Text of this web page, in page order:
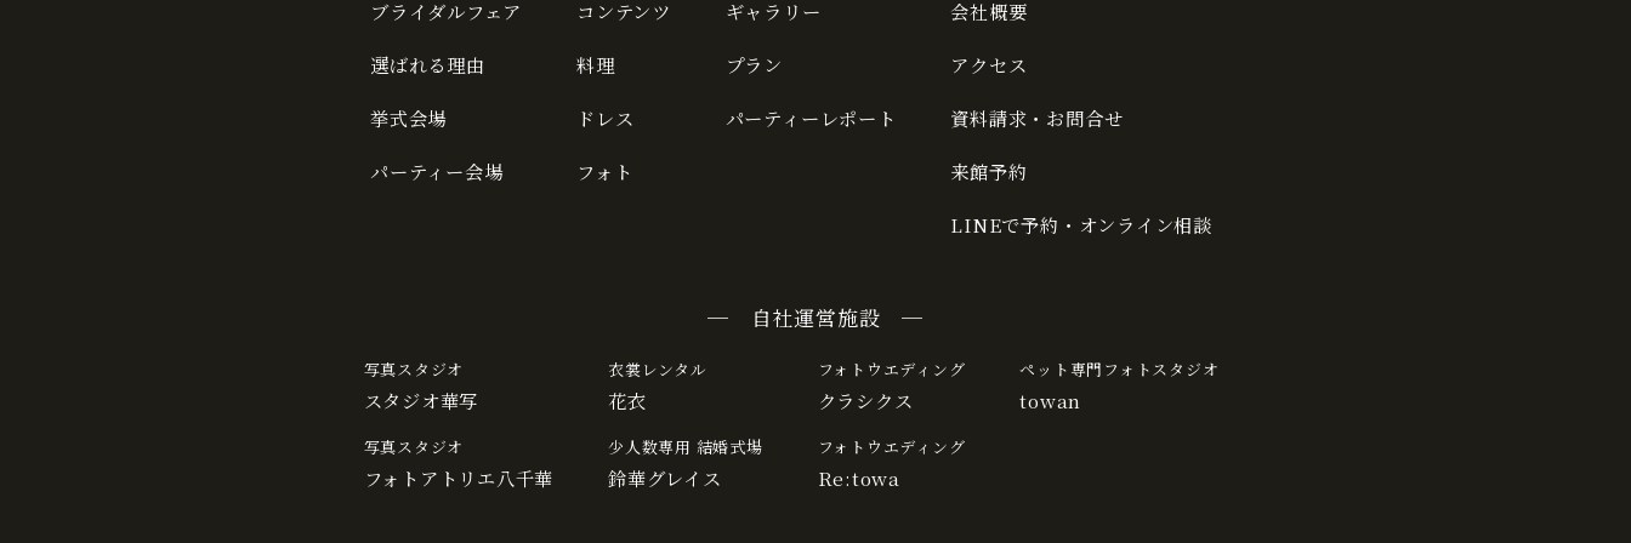
ブライダルフェア
選ばれる理由
挙式会場
パーティー会場
コンテンツ
料理
ドレス
フォト
ギャラリー
プラン
パーティーレポート
会社概要
アクセス
資料請求・お問合せ
来館予約
LINEで予約・オンライン相談
─ 自社運営施設 ─
写真スタジオ
スタジオ華写
写真スタジオ
フォトアトリエ八千華
衣裳レンタル
花衣
少人数専用 結婚式場
鈴華グレイス
フォトウエディング
クラシクス
フォトウエディング
Re:towa
ペット専門フォトスタジオ
towan